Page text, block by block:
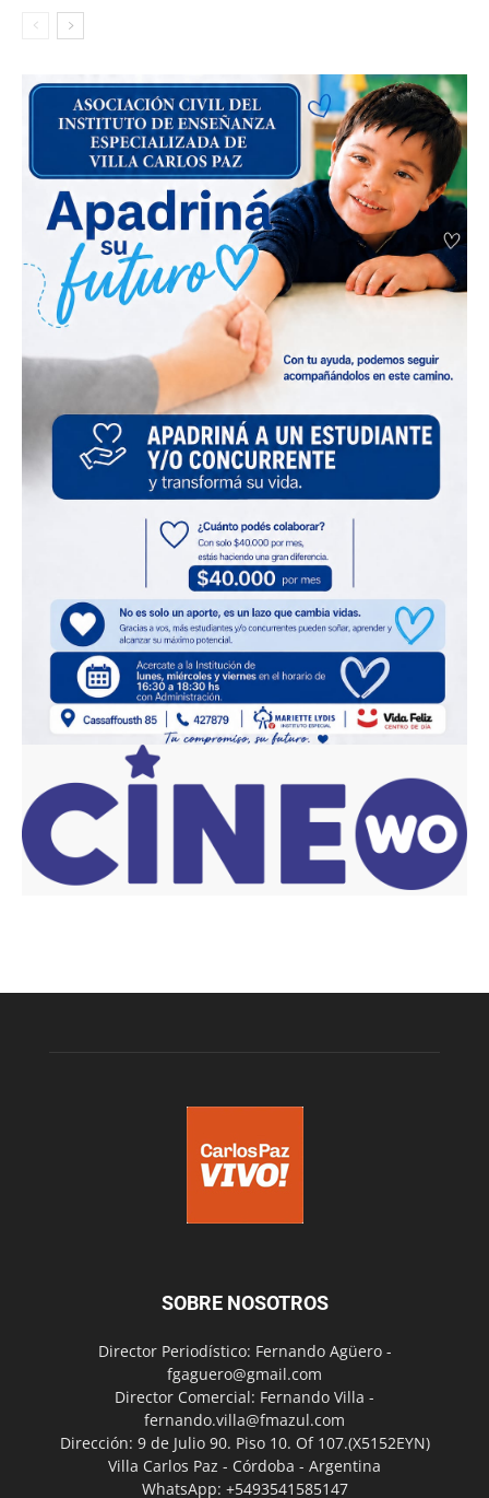
SOBRE NOSOTROS
Director Periodístico: Fernando Agüero -
fgaguero@gmail.com
Director Comercial: Fernando Villa -
fernando.villa@fmazul.com
Dirección: 9 de Julio 90. Piso 10. Of 107.(X5152EYN)
Villa Carlos Paz - Córdoba - Argentina
WhatsApp: +5493541585147